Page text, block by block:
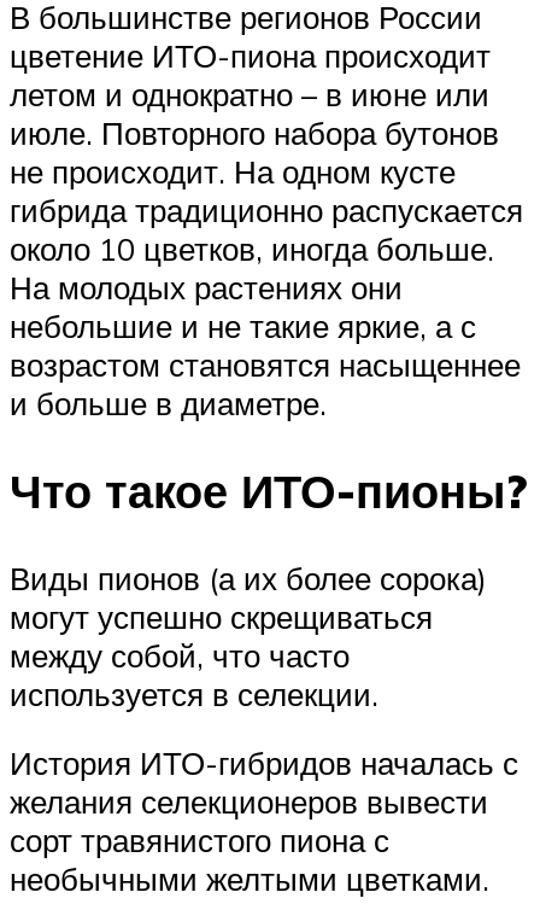
В большинстве регионов России
цветение ИТО-пиона происходит
летом и однократно – в июне или
июле. Повторного набора бутонов
не происходит. На одном кусте
гибрида традиционно распускается
около 10 цветков, иногда больше.
На молодых растениях они
небольшие и не такие яркие, а с
возрастом становятся насыщеннее
и больше в диаметре.
Что такое ИТО-пионы?
Виды пионов (а их более сорока)
могут успешно скрещиваться
между собой, что часто
используется в селекции.
История ИТО-гибридов началась с
желания селекционеров вывести
сорт травянистого пиона с
необычными желтыми цветками.